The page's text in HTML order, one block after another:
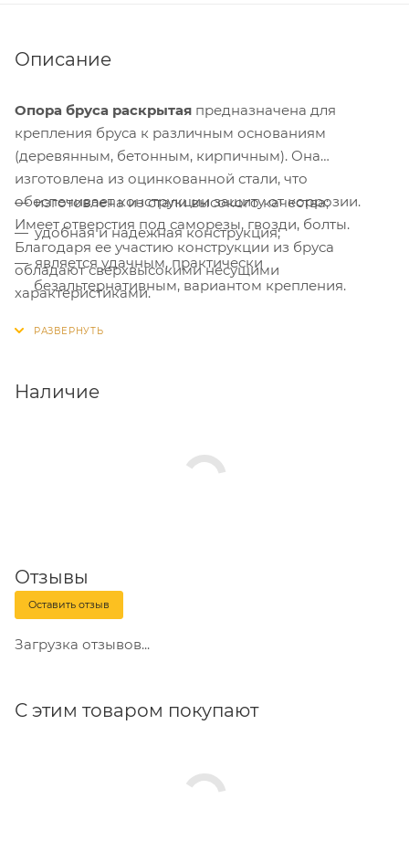
Описание
Опора бруса раскрытая предназначена для
крепления бруса к различным основаниям
(деревянным, бетонным, кирпичным). Она
изготовлена из оцинкованной стали, что
обеспечивает конструкции защиту от коррозии.
Имеет отверстия под саморезы, гвозди, болты.
Благодаря ее участию конструкции из бруса
обладают сверхвысокими несущими
характеристиками.
Преимущества:
изготовлена из стали высокого качества;
удобная и надежная конструкция;
является удачным, практически
безальтернативным, вариантом крепления.
Наличие
Отзывы
Оставить отзыв
Загрузка отзывов...
С этим товаром покупают